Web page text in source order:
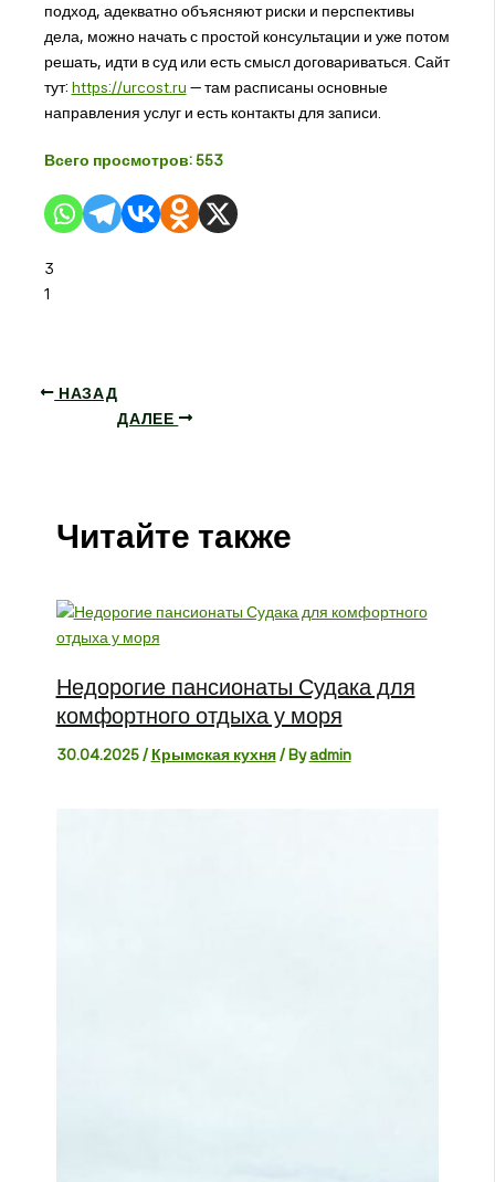
подход, адекватно объясняют риски и перспективы
дела, можно начать с простой консультации и уже потом
решать, идти в суд или есть смысл договариваться. Сайт
тут: https://urcost.ru — там расписаны основные
направления услуг и есть контакты для записи.
Всего просмотров: 553
3
1
НАЗАД
ДАЛЕЕ
Читайте также
Недорогие пансионаты Судака для
комфортного отдыха у моря
30.04.2025/ Крымская кухня/ Byadmin